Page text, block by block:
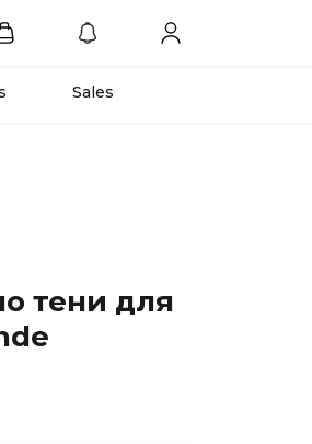
Sales
тени для